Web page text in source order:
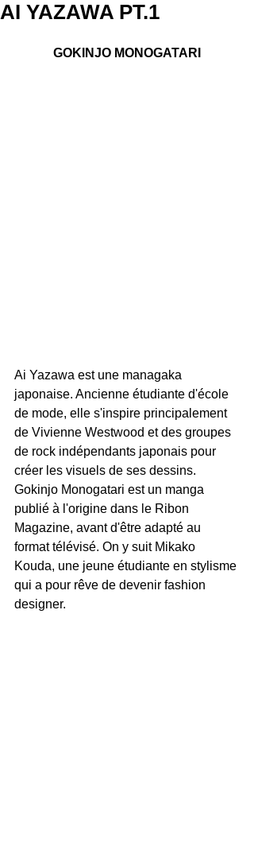
AI YAZAWA PT.1
GOKINJO MONOGATARI
Ai Yazawa est une managaka
japonaise. Ancienne étudiante d'école
de mode, elle s'inspire principalement
de Vivienne Westwood et des groupes
de rock indépendants japonais pour
créer les visuels de ses dessins.
Gokinjo Monogatari est un manga
publié à l'origine dans le Ribon
Magazine, avant d'être adapté au
format télévisé. On y suit Mikako
Kouda, une jeune étudiante en stylisme
qui a pour rêve de devenir fashion
designer.